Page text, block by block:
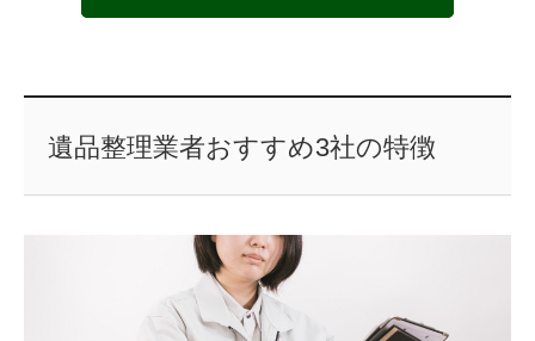
遺品整理業者おすすめ3社の特徴